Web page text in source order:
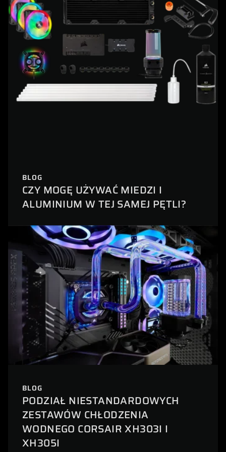
BLOG
CZY MOGĘ UŻYWAĆ MIEDZI I
ALUMINIUM W TEJ SAMEJ PĘTLI?
BLOG
PODZIAŁ NIESTANDARDOWYCH
ZESTAWÓW CHŁODZENIA
WODNEGO CORSAIR XH303I I
XH305I